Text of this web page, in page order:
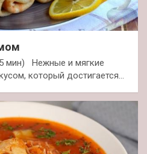
мин) Нежные и мягкие
который достигается…